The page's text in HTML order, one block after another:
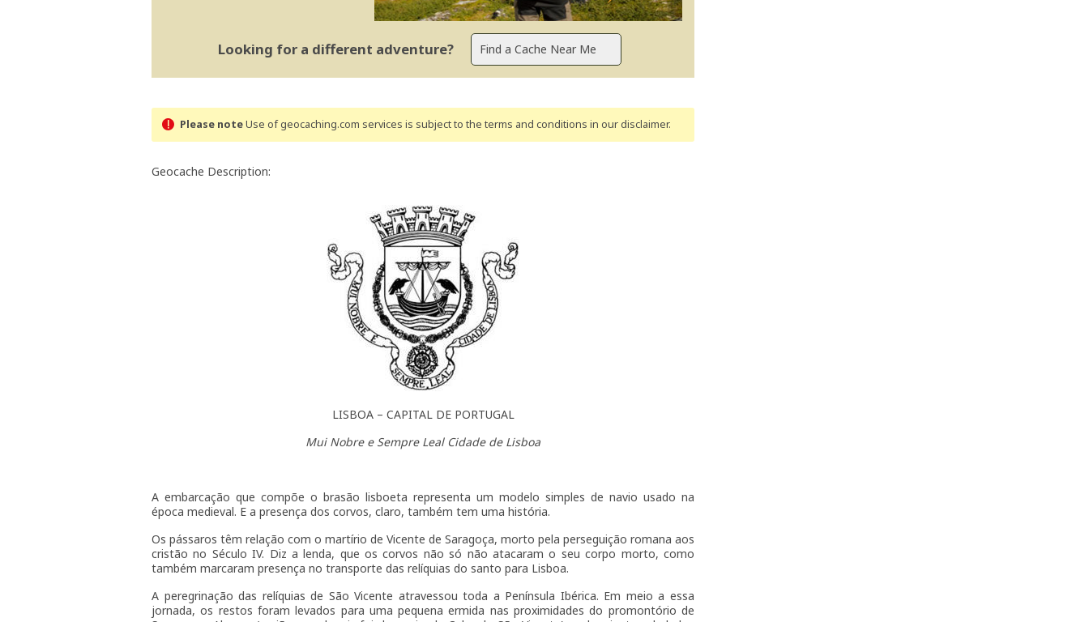
Looking for a different adventure?
Please noteUse of geocaching.com services is subject to the terms and conditions in our disclaimer.
Geocache Description:
LISBOA – CAPITAL DE PORTUGAL
Mui Nobre e Sempre Leal Cidade de Lisboa
A embarcação que compõe o brasão lisboeta representa um modelo simples de navio usado na
época medieval. E a presença dos corvos, claro, também tem uma história.
Os pássaros têm relação com o martírio de Vicente de Saragoça, morto pela perseguição romana aos
cristão no Século IV. Diz a lenda, que os corvos não só não atacaram o seu corpo morto, como
também marcaram presença no transporte das relíquias do santo para Lisboa.
A peregrinação das relíquias de São Vicente atravessou toda a Península Ibérica. Em meio a essa
jornada, os restos foram levados para uma pequena ermida nas proximidades do promontório de